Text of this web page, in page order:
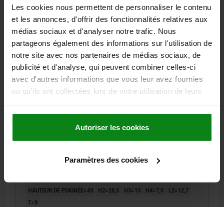
Les cookies nous permettent de personnaliser le contenu
et les annonces, d'offrir des fonctionnalités relatives aux
médias sociaux et d'analyser notre trafic. Nous
partageons également des informations sur l'utilisation de
notre site avec nos partenaires de médias sociaux, de
publicité et d'analyse, qui peuvent combiner celles-ci
avec d'autres informations que vous leur avez fournies
ou qu'ils ont collectées lors de votre utilisation de leurs
Autoriser les cookies
Paramètres des cookies
06500 PBMN
RAINURE D2=8, A=80, H=85,7, FORME:C AVEC
POIGNÉE RABATTABLE, THERMOPLASTIQUE GRIS
MATÉRIAU DES COMPOSANTS=ACIER
HAUTEUR DE POIGNÉE=49
H2=28,5 H3=13 H4=7,5
L2=12,7
T=9